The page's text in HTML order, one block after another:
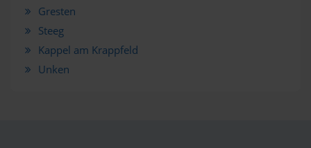
Gresten
Steeg
Kappel am Krappfeld
Unken